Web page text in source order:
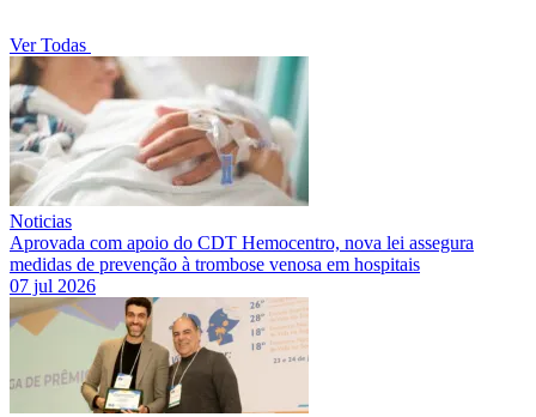
Ver Todas
Noticias
Aprovada com apoio do CDT Hemocentro, nova lei assegura
medidas de prevenção à trombose venosa em hospitais
07 jul 2026